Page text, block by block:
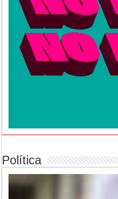
Política